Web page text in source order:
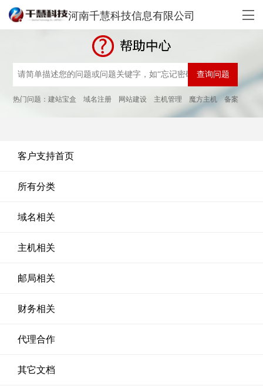
河南千慧科技信息有限公司
热门问题：建站宝盒 域名注册 网站建设 主机管理 魔方主机 备案
客户支持首页
所有分类
域名相关
主机相关
邮局相关
财务相关
代理合作
其它文档